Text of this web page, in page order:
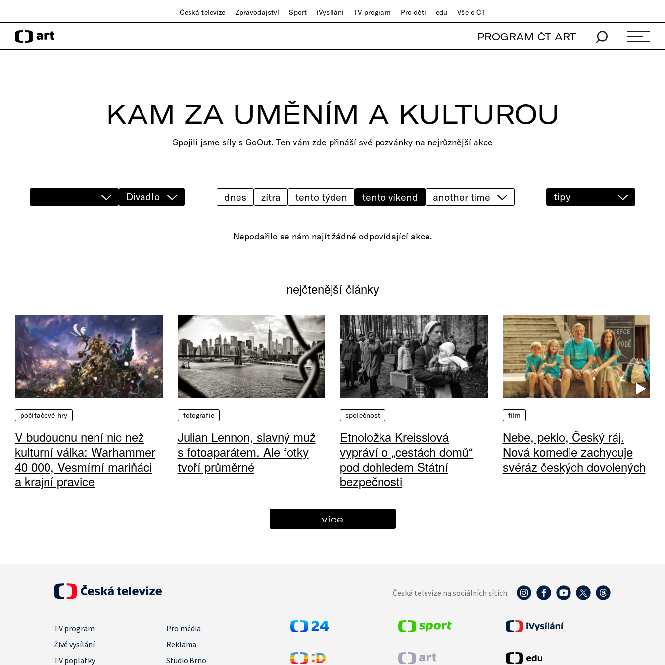
Česká televize Zpravodajství Sport iVysílání TV program Pro děti edu Vše o ČT
PROGRAM ČT ART
KAM ZA UMĚNÍM A KULTUROU
Spojili jsme síly s GoOut. Ten vám zde přináší své pozvánky na nejrůznější akce
Divadlo dnes zítra tento týden tento víkend tipy
Nepodařilo se nám najít žádné odpovídající akce.
nejčtenější články
počítačové hry
V budoucnu není nic než
kulturní válka: Warhammer
40 000, Vesmírní mariňáci
a krajní pravice
fotografie
Julian Lennon, slavný muž
s fotoaparátem. Ale fotky
tvoří průměrné
společnost
Etnoložka Kreisslová
vypráví o „cestách domů“
pod dohledem Státní
bezpečnosti
film
Nebe, peklo, Český ráj.
Nová komedie zachycuje
svéráz českých dovolených
více
Česká televize na sociálních sítích:
TV program
Pro média
Živé vysílání
Reklama
TV poplatky
Studio Brno